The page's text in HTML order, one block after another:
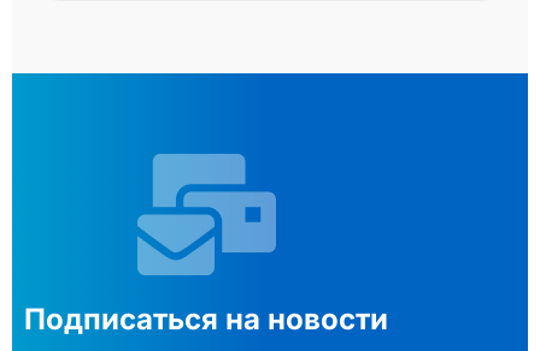
Подписаться на новости